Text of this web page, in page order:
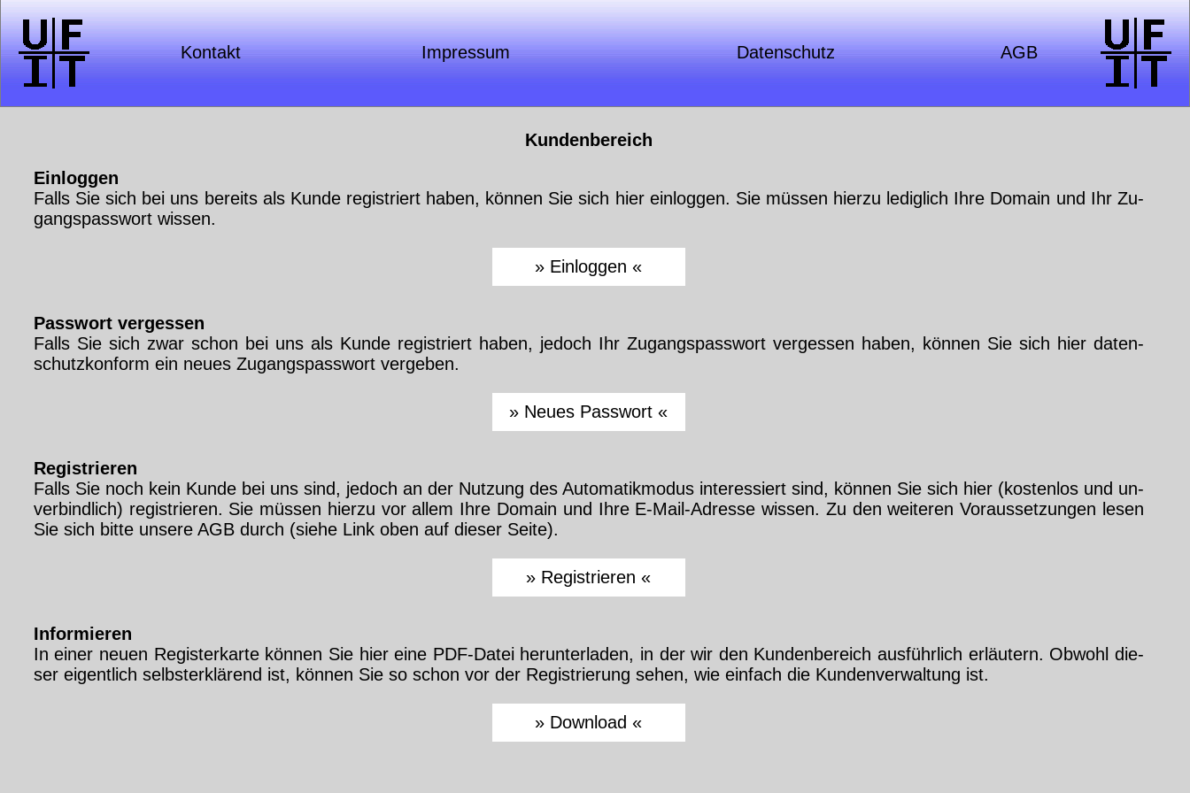
Kon­takt Im­pres­sum Da­ten­schutz AGB
Kun­den­be­reich
Ein­log­gen
Falls Sie sich bei uns be­reits als Kun­de re­gis­triert ha­ben, kön­nen Sie sich hier ein­log­gen. Sie müs­sen hier­zu le­dig­lich Ih­re Do­main und Ihr Zu­
gangs­pass­wort wis­sen.
Pass­wort ver­ges­sen
Falls Sie sich zwar schon bei uns als Kun­de re­gis­triert ha­ben, je­doch Ihr Zu­gangs­pass­wort ver­ges­sen ha­ben, kön­nen Sie sich hier da­ten­
schutz­kon­form ein neu­es Zu­gangs­pass­wort ver­ge­ben.
Re­gis­trie­ren
Falls Sie noch kein Kun­de bei uns sind, je­doch an der Nut­zung des Au­to­ma­tik­mo­dus in­te­res­siert sind, kön­nen Sie sich hier (kos­ten­los und un­
ver­bind­lich) re­gis­trie­ren. Sie müs­sen hier­zu vor al­lem Ih­re Do­main und Ih­re E-Mail-Adres­se wis­sen. Zu den wei­te­ren Vor­aus­set­zun­gen le­sen
Sie sich bit­te un­se­re AGB durch (sie­he Link oben auf die­ser Sei­te).
In­for­mie­ren
In ei­ner neu­en Re­gis­ter­kar­te kön­nen Sie hier ei­ne PDF-Da­tei her­un­ter­la­den, in der wir den Kun­den­be­reich aus­führ­lich er­läu­tern. Ob­wohl die­
ser ei­gent­lich selbst­er­klä­rend ist, kön­nen Sie so schon vor der Re­gis­trie­rung se­hen, wie ein­fach die Kun­den­ver­wal­tung ist.